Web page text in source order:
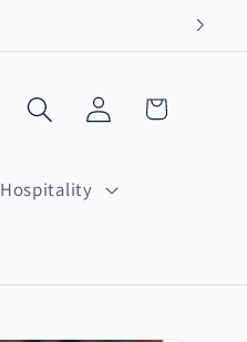
Hospitality
Accedi Carrello